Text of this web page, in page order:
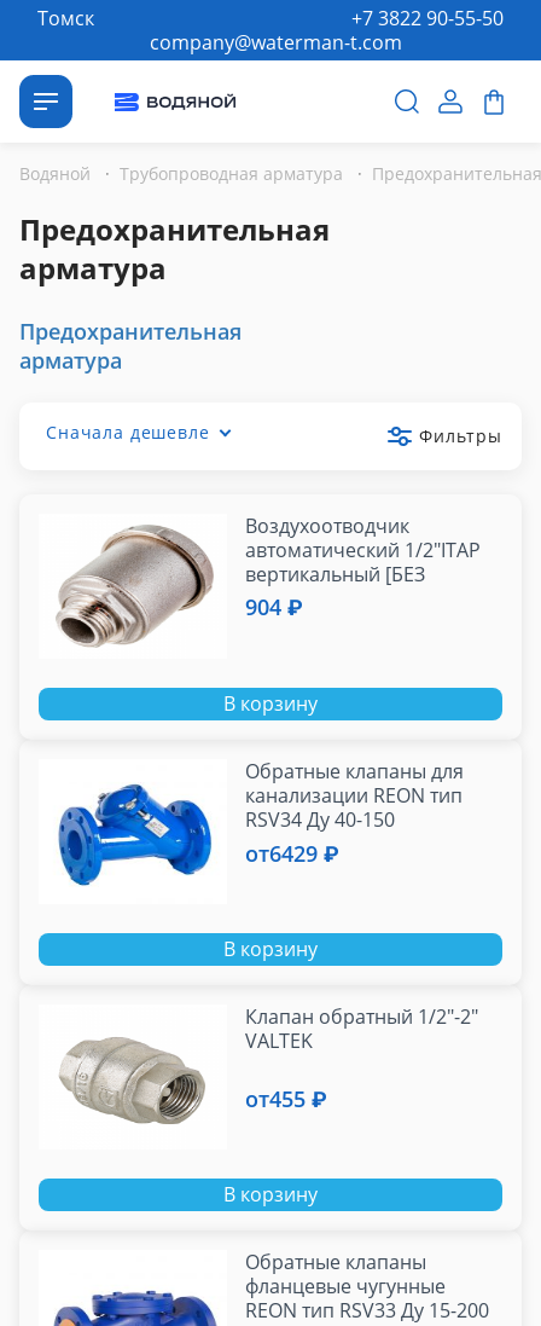
Томск
company@waterman-t.com
+7 3822 90-55-50
Водяной · Трубопроводная арматура ·
Предохранительная
арматура
Предохранительная
арматура
Сначала дешевле Фильтры
Воздухоотводчик
автоматический 1/2"ITAP
вертикальный [БЕЗ
отсекающего клапана]
904 ₽
В корзину
Обратные клапаны для
канализации REON тип
RSV34 Ду 40-150
от6429 ₽
В корзину
Клапан обратный 1/2"-2"
VALTEK
от455 ₽
В корзину
Обратные клапаны
фланцевые чугунные
REON тип RSV33 Ду 15-200